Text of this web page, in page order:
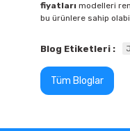
fiyatları modelleri
bu ürünlere sahip
Blog Etiketleri :
Tüm Bloglar